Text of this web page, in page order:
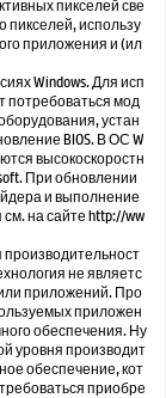
пикселей све
пикселей, использу
приложения и (ил
Windows. Для исп
потребоваться мод
устан
BIOS. В ОС W
высокоскоростн
При обновлении
и выполнение
на сайте http://ww
не являетс
приложений. Про
приложен
обеспечения. Ну
уровня производит
обеспечение, кот
приобре